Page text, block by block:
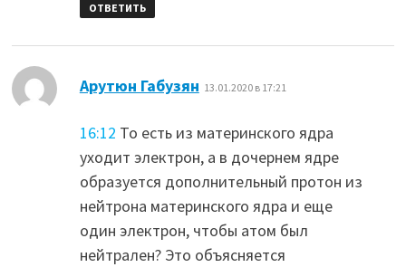
ОТВЕТИТЬ
Арутюн Габузян 13.01.2020 в 17:21
16:12 То есть из материнского ядра
уходит электрон, а в дочернем ядре
образуется дополнительный протон из
нейтрона материнского ядра и еще
один электрон, чтобы атом был
нейтрален? Это объясняется